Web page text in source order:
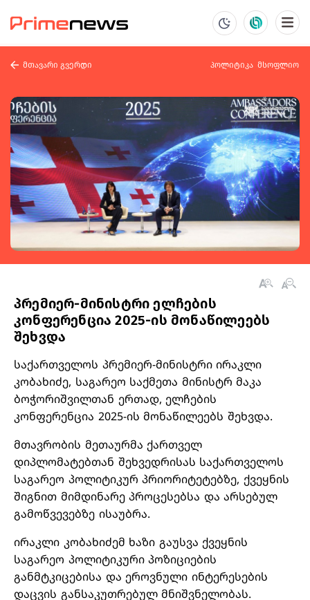
მთავარი გვერდი პოლიტიკა მსოფლიო
პრემიერ-მინისტრი ელჩების
კონფერენცია 2025-ის მონაწილეებს
შეხვდა
საქართველოს პრემიერ-მინისტრი ირაკლი
კობახიძე, საგარეო საქმეთა მინისტრ მაკა
ბოჭორიშვილთან ერთად, ელჩების
კონფერენცია 2025-ის მონაწილეებს შეხვდა.
მთავრობის მეთაურმა ქართველ
დიპლომატებთან შეხვედრისას საქართველოს
საგარეო პოლიტიკურ პრიორიტეტებზე, ქვეყნის
შიგნით მიმდინარე პროცესებსა და არსებულ
გამოწვევებზე ისაუბრა.
ირაკლი კობახიძემ ხაზი გაუსვა ქვეყნის
საგარეო პოლიტიკური პოზიციების
განმტკიცებისა და ეროვნული ინტერესების
დაცვის განსაკუთრებულ მნიშვნელობას.